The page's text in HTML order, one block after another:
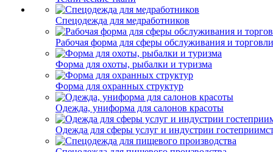
Спецодежда для медработников
Рабочая форма для сферы обслуживания и торговли
Форма для охоты, рыбалки и туризма
Форма для охранных структур
Одежда, униформа для салонов красоты
Одежда для сферы услуг и индустрии